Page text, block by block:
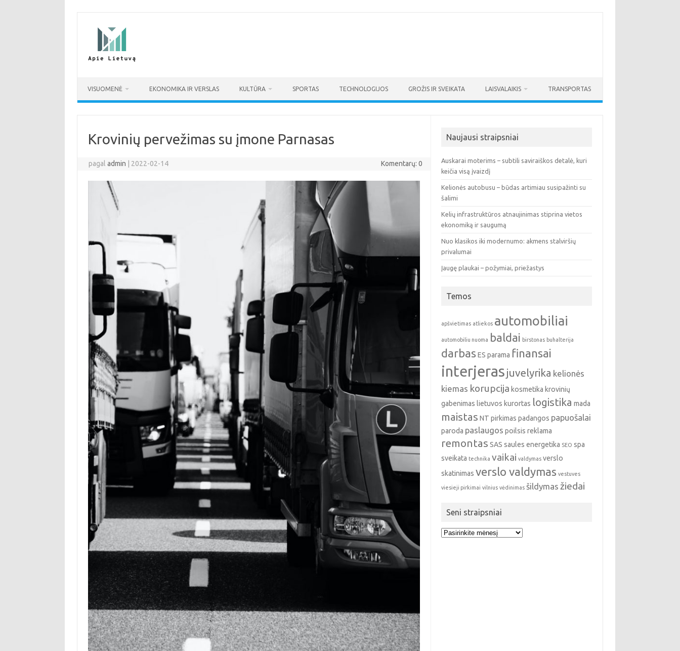
VISUOMENĖ EKONOMIKA IR VERSLAS KULTŪRA SPORTAS TECHNOLOGIJOS GROŽIS IR SVEIKATA LAISVALAIKIS TRANSPORTAS
Krovinių pervežimas su įmone Parnasas
pagaladmin 2022-02-14 Komentarų: 0
Naujausi straipsniai
Auskarai moterims – subtili saviraiškos detalė, kuri
keičia visą įvaizdį
Kelionės autobusu – būdas artimiau susipažinti su
šalimi
Kelių infrastruktūros atnaujinimas stiprina vietos
ekonomiką ir saugumą
Nuo klasikos iki modernumo: akmens stalviršių
privalumai
Įaugę plaukai – požymiai, priežastys
Temos
apšvietimas atliekos automobiliai
automobiliu nuoma baldai birstonas buhalterija
darbas ES parama finansai
interjeras juvelyrika kelionės
kiemas korupcija kosmetika krovinių
gabenimas lietuvos kurortas logistika mada
maistas NT pirkimas padangos papuošalai
paroda paslaugos poilsis reklama
remontas SAS saules energetika SEO spa
sveikata technika vaikai valdymas verslo
skatinimas verslo valdymas vestuves
viesieji pirkimai vilnius vėdinimas šildymas žiedai
Seni straipsniai
Seni